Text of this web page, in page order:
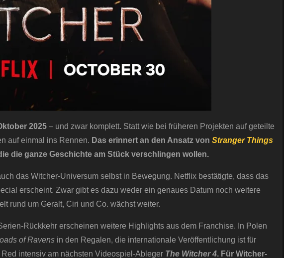
2025 – und zwar komplett. Statt wie bei früheren Projekten auf geteilte
auf einmal ins Rennen. Das erinnert an den Ansatz von Stranger Things
die ganze Geschichte am Stück verschlingen wollen.
das Witcher-Universum selbst in Bewegung. Netflix bestätigte, dass das
erscheint. Zwar gibt es dazu weder ein genaues Datum noch weitere
rund um Geralt, Ciri und Co. wächst weiter.
Rückkehr erscheinen weitere Highlights aus dem Franchise. In Polen
of Ravens in den Regalen, die internationale Veröffentlichung ist für
intensiv am nächsten Videospiel-Ableger The Witcher 4. Für Witcher-